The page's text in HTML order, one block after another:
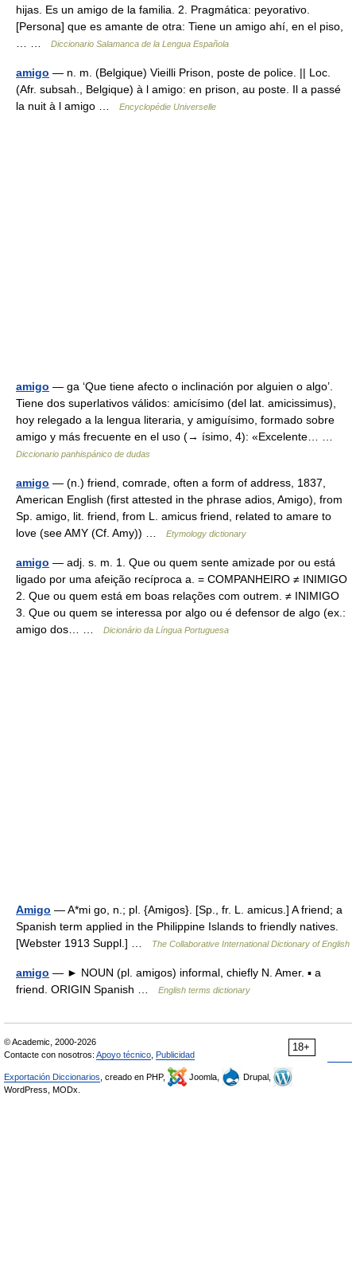
hijas. Es un amigo de la familia. 2. Pragmática: peyorativo.
[Persona] que es amante de otra: Tiene un amigo ahí, en el piso,
Diccionario Salamanca de la Lengua Española
amigo — n. m. (Belgique) Vieilli Prison, poste de police. || Loc.
(Afr. subsah., Belgique) à l amigo: en prison, au poste. Il a passé
la nuit à l amigo …
Encyclopédie Universelle
amigo — ga ‘Que tiene afecto o inclinación por alguien o algo’.
Tiene dos superlativos válidos: amicísimo (del lat. amicissimus),
hoy relegado a la lengua literaria, y amiguísimo, formado sobre
amigo y más frecuente en el uso (→ ísimo, 4): «Excelente… …
Diccionario panhispánico de dudas
amigo — (n.) friend, comrade, often a form of address, 1837,
American English (first attested in the phrase adios, Amigo), from
Sp. amigo, lit. friend, from L. amicus friend, related to amare to
love (see AMY (Cf. Amy)) …
Etymology dictionary
amigo — adj. s. m. 1. Que ou quem sente amizade por ou está
ligado por uma afeição recíproca a. = COMPANHEIRO ≠ INIMIGO
2. Que ou quem está em boas relações com outrem. ≠ INIMIGO
3. Que ou quem se interessa por algo ou é defensor de algo (ex.:
amigo dos… …
Dicionário da Língua Portuguesa
Amigo — A*mi go, n.; pl. {Amigos}. [Sp., fr. L. amicus.] A friend; a
Spanish term applied in the Philippine Islands to friendly natives.
[Webster 1913 Suppl.] …
The Collaborative International Dictionary of English
amigo — ► NOUN (pl. amigos) informal, chiefly N. Amer. ▪ a
friend. ORIGIN Spanish …
English terms dictionary
18+
© Academic, 2000-2026
Contacte con nosotros: Apoyo técnico Publicidad
Exportación Diccionarios , creado en PHP, Joomla,
Drupal,
WordPress, MODx.